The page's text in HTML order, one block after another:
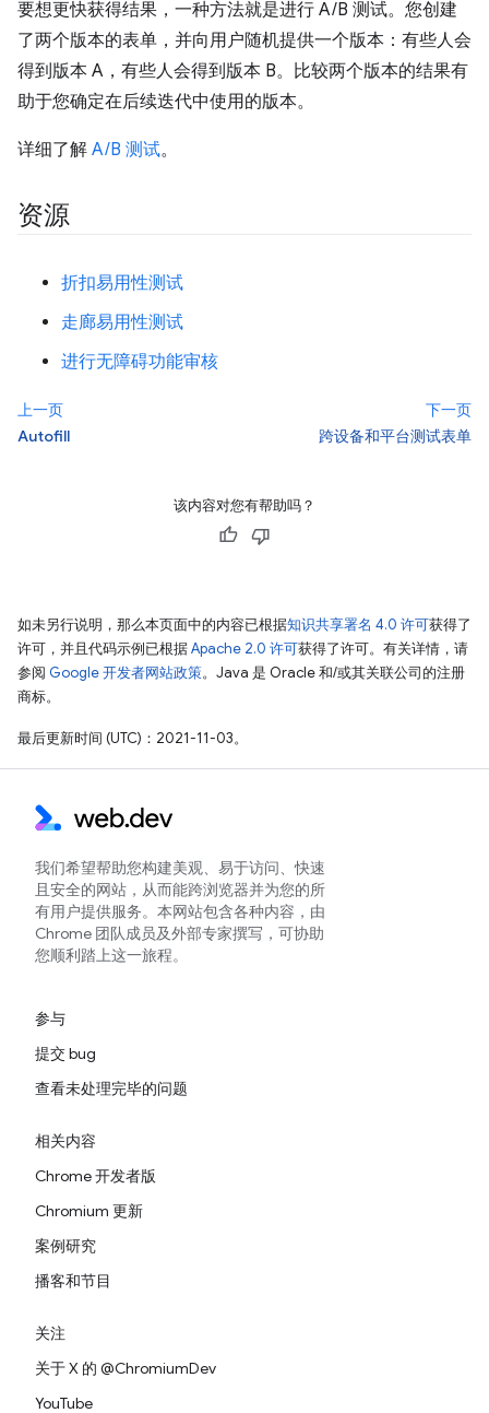
要想更快获得结果，一种方法就是进行 A/B 测试。您创建
了两个版本的表单，并向用户随机提供一个版本：有些人会
得到版本 A，有些人会得到版本 B。比较两个版本的结果有
助于您确定在后续迭代中使用的版本。
详细了解 A/B 测试。
资源
折扣易用性测试
走廊易用性测试
进行无障碍功能审核
上一页
Autofill
下一页
跨设备和平台测试表单
该内容对您有帮助吗？
如未另行说明，那么本页面中的内容已根据知识共享署名 4.0 许可获得了
许可，并且代码示例已根据Apache 2.0 许可获得了许可。有关详情，请
参阅 Google 开发者网站政策。Java 是 Oracle 和/或其关联公司的注册
商标。
最后更新时间 (UTC)：2021-11-03。
我们希望帮助您构建美观、易于访问、快速
且安全的网站，从而能跨浏览器并为您的所
有用户提供服务。本网站包含各种内容，由
Chrome 团队成员及外部专家撰写，可协助
您顺利踏上这一旅程。
参与
提交 bug
查看未处理完毕的问题
相关内容
Chrome 开发者版
Chromium 更新
案例研究
播客和节目
关注
关于 X 的 @ChromiumDev
YouTube